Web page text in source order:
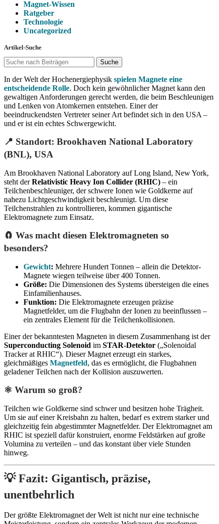
Magnet-Wissen
Ratgeber
Technologie
Uncategorized
Artikel-Suche
Suche
In der Welt der Hochenergiephysik spielen Magnete eine
entscheidende Rolle. Doch kein gewöhnlicher Magnet kann den
gewaltigen Anforderungen gerecht werden, die beim Beschleunigen
und Lenken von Atomkernen entstehen. Einer der
beeindruckendsten Vertreter seiner Art befindet sich in den USA –
und er ist ein echtes Schwergewicht.
📍 Standort: Brookhaven National Laboratory
(BNL), USA
Am Brookhaven National Laboratory auf Long Island, New York,
steht derRelativistic Heavy Ion Collider (RHIC) – ein
Teilchenbeschleuniger, der schwere Ionen wie Goldkerne auf
nahezu Lichtgeschwindigkeit beschleunigt. Um diese
Teilchenstrahlen zu kontrollieren, kommen gigantische
Elektromagnete zum Einsatz.
🧲 Was macht diesen Elektromagneten so
besonders?
Gewicht: Mehrere Hundert Tonnen – allein die Detektor-
Magnete wiegen teilweise über 400 Tonnen.
Größe: Die Dimensionen des Systems übersteigen die eines
Einfamilienhauses.
Funktion: Die Elektromagnete erzeugen präzise
Magnetfelder, um die Flugbahn der Ionen zu beeinflussen –
ein zentrales Element für die Teilchenkollisionen.
Einer der bekanntesten Magneten in diesem Zusammenhang ist der
Superconducting Solenoid im STAR-Detektor („Solenoidal
Tracker at RHIC“). Dieser Magnet erzeugt ein starkes,
gleichmäßiges Magnetfeld, das es ermöglicht, die Flugbahnen
geladener Teilchen nach der Kollision auszuwerten.
⚛️ Warum so groß?
Teilchen wie Goldkerne sind schwer und besitzen hohe Trägheit.
Um sie auf einer Kreisbahn zu halten, bedarf es extrem starker und
gleichzeitig fein abgestimmter Magnetfelder. Der Elektromagnet am
RHIC ist speziell dafür konstruiert, enorme Feldstärken auf große
Volumina zu verteilen – und das konstant über viele Stunden
hinweg.
💡 Fazit: Gigantisch, präzise,
unentbehrlich
Der größte Elektromagnet der Welt ist nicht nur eine technische